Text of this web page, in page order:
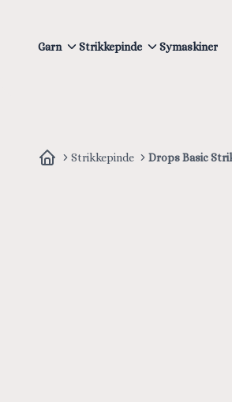
Garn Strikkepinde
Symaskiner
Strikkepinde Drops Basic